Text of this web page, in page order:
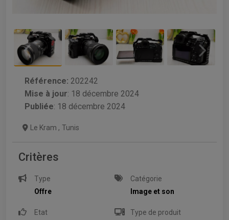
Référence: 202242
Mise à jour: 18 décembre 2024
Publiée: 18 décembre 2024
Le Kram , Tunis
Critères
Type
Offre
Catégorie
Image et son
Etat
Type de produit